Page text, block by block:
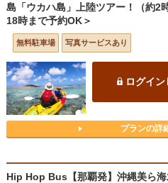
島「ウカハ島」上陸ツアー！（約2
18時まで予約OK＞
無料駐車場 写真サービスあり
ログイ
プランの詳
Hip Hop Bus【那覇発】沖縄美ら